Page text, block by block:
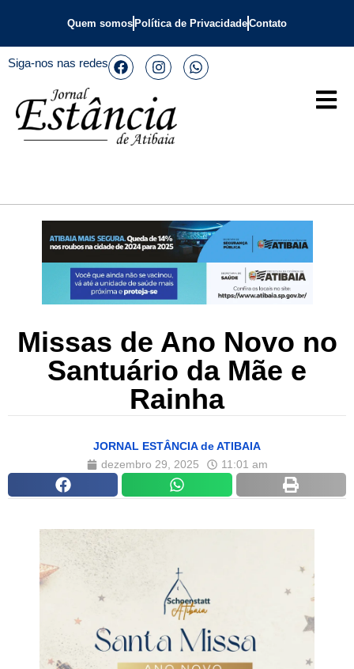
Quem somos Política de PrivacidadeContato
Siga-nos nas redes
Missas de Ano Novo no
Santuário da Mãe e
Rainha
JORNAL ESTÂNCIA de ATIBAIA
dezembro 29, 2025
11:01 am